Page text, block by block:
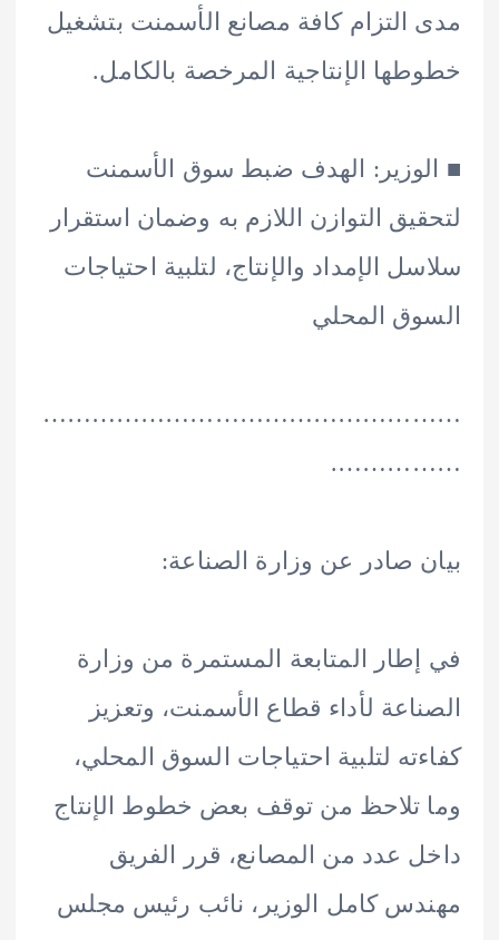
كافة مصانع الأسمنت بتشغيل
الإنتاجية المرخصة بالكامل.
الهدف ضبط سوق الأسمنت
التوازن اللازم به وضمان استقرار
الإمداد والإنتاج، لتلبية احتياجات
المحلي
صادر عن وزارة الصناعة:
المتابعة المستمرة من وزارة
لأداء قطاع الأسمنت، وتعزيز
لتلبية احتياجات السوق المحلي،
تلاحظ من توقف بعض خطوط الإنتاج
عدد من المصانع، قرر الفريق
كامل الوزير، نائب رئيس مجلس